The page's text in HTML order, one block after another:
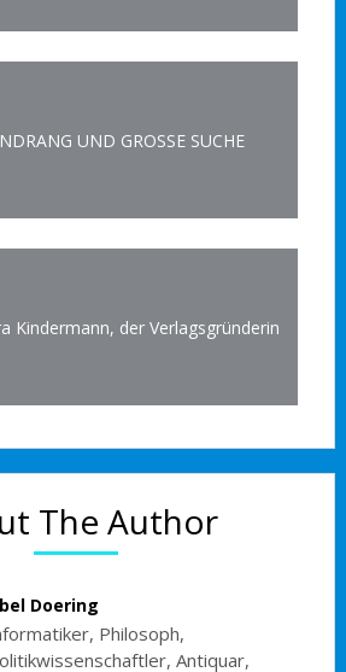
UND GROSSE SUCHE
Kindermann, der Verlagsgründerin
The Author
Doering
Philosoph,
Antiquar,